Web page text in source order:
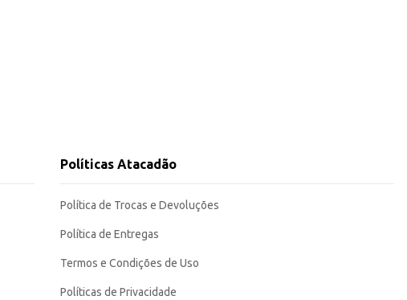
Políticas Atacadão
Política de Trocas e Devoluções
Política de Entregas
Termos e Condições de Uso
Políticas de Privacidade